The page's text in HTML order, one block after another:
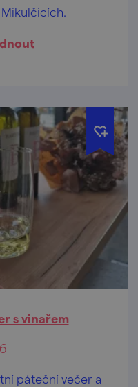
s vinařem
páteční večer a